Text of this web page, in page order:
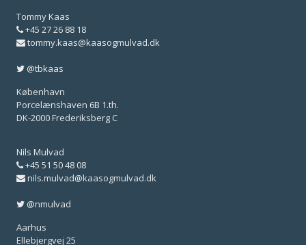
Tommy Kaas
+45 27 26 88 18
tommy.kaas@kaasogmulvad.dk
@tbkaas
København
Porcelænshaven 6B 1.th.
DK-2000 Frederiksberg C
Nils Mulvad
+45 51 50 48 08
nils.mulvad@kaasogmulvad.dk
@nmulvad
Aarhus
Ellebjergvej 25